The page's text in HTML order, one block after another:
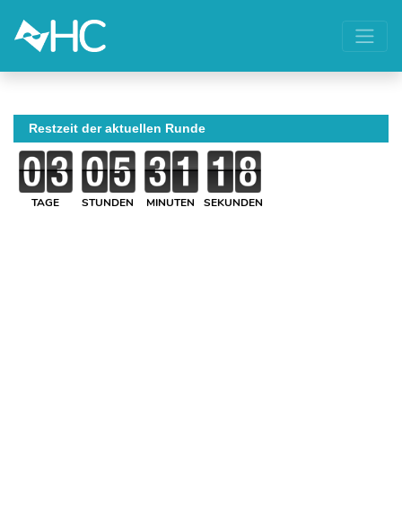
Restzeit der aktuellen Runde
TAGE STUNDEN MINUTEN SEKUNDEN